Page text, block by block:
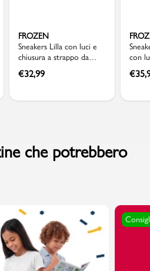
FROZEN
Sneakers Lilla con luci e
chiusura a strappo da
Bambina Frozen
€32,99
con
€
che potrebbero